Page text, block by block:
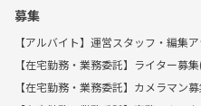
募集
【アルバイト】運営スタッフ・編集
【在宅勤務・業務委託】ライター募
【在宅勤務・業務委託】カメラマン